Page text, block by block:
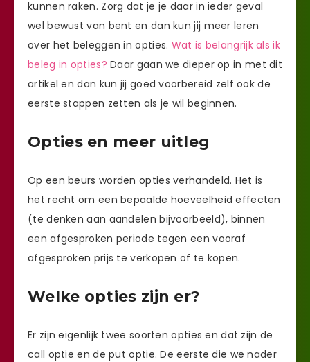
kunnen raken. Zorg dat je je daar in ieder geval
wel bewust van bent en dan kun jij meer leren
over het beleggen in opties. Wat is belangrijk als ik
beleg in opties? Daar gaan we dieper op in met dit
artikel en dan kun jij goed voorbereid zelf ook de
eerste stappen zetten als je wil beginnen.
Opties en meer uitleg
Op een beurs worden opties verhandeld. Het is
het recht om een bepaalde hoeveelheid effecten
(te denken aan aandelen bijvoorbeeld), binnen
een afgesproken periode tegen een vooraf
afgesproken prijs te verkopen of te kopen.
Welke opties zijn er?
Er zijn eigenlijk twee soorten opties en dat zijn de
call optie en de put optie. De eerste die we nader